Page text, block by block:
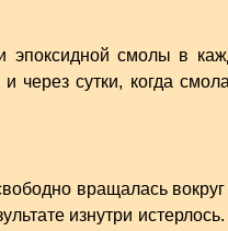
эпоксидной смолы в
через сутки, когда
вращалась
изнутри